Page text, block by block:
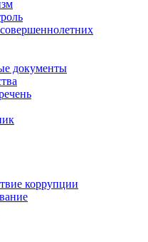
документы
коррупции